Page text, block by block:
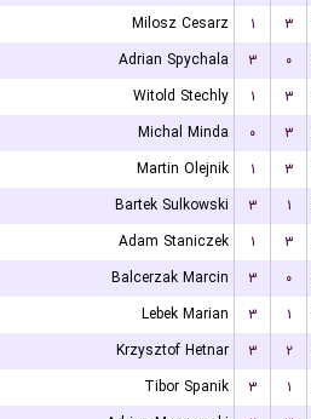
Milosz Cesarz
۱ ۳
Adrian Spychala
۳ ۰
Witold Stechly
۱ ۳
Michal Minda
۰ ۳
Martin Olejnik
۱ ۳
Bartek Sulkowski
۳ ۱
Adam Staniczek
۱ ۳
Balcerzak Marcin
۳ ۰
Lebek Marian
۳ ۱
Krzysztof Hetnar
۳ ۲
Tibor Spanik
۳ ۱